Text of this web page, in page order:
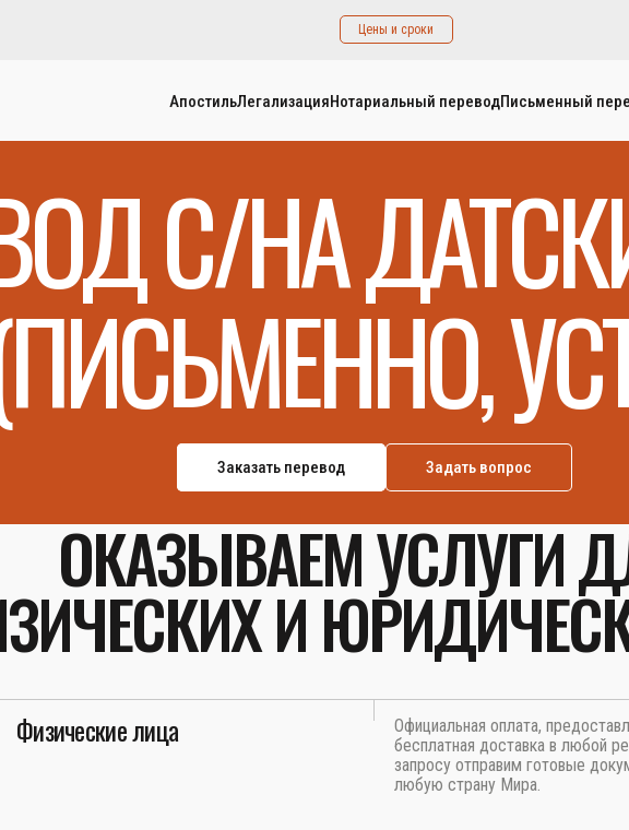
Цены и сроки
АпостильЛегализацияНотариальный переводПисьменный
С/НА
Заказать перевод Задать вопрос
ОКАЗЫВАЕМ УСЛУГИ
И
Физические лица
Официальная оплата,
бесплатная доставка в любой
запросу отправим готовые
любую страну Мира.